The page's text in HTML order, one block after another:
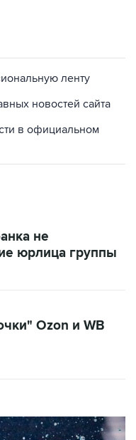
ленту
новостей сайта
в официальном
не
юрлица группы
Ozon и WB